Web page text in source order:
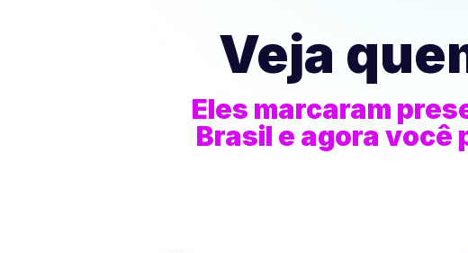
Veja
Eles marcaram
Brasil e agora você